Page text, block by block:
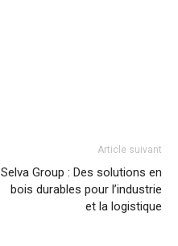
Article suivant
Selva Group : Des solutions en
bois durables pour l’industrie
et la logistique